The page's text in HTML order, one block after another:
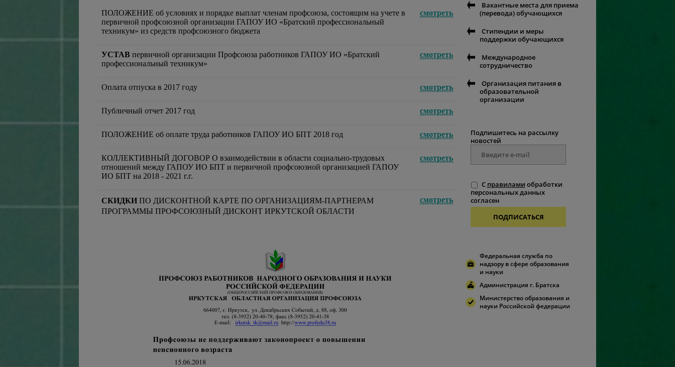
ПОЛОЖЕНИЕ об условиях и порядке выплат членам профсоюза, состоящим на учете в
первичной профсоюзной организации ГАПОУ ИО «Братский профессиональный
техникум» из средств профсоюзного бюджета
смотреть
УСТАВ первичной организации Профсоюза работников ГАПОУ ИО «Братский
профессиональный техникум»
смотреть
Оплата отпуска в 2017 году смотреть
Публичный отчет 2017 год смотреть
ПОЛОЖЕНИЕ об оплате труда работников ГАПОУ ИО БПТ 2018 год смотреть
КОЛЛЕКТИВНЫЙ ДОГОВОР О взаимодействии в области социально-трудовых
отношений между ГАПОУ ИО БПТ и первичной профсоюзной организацией ГАПОУ
ИО БПТ на 2018 - 2021 г.г.
смотреть
СКИДКИ ПО ДИСКОНТНОЙ КАРТЕ ПО ОРГАНИЗАЦИЯМ-ПАРТНЕРАМ
ПРОГРАММЫ ПРОФСОЮЗНЫЙ ДИСКОНТ ИРКУТСКОЙ ОБЛАСТИ
смотреть
Вакантные места для приема
(перевода) обучающихся
Стипендии и меры
поддержки обучающихся
Международное
сотрудничество
Организация питания в
образовательной
организации
Подпишитесь на рассылку
новостей
С правилами обработки
персональных данных
согласен
ПОДПИСАТЬСЯ
Федеральная служба по
надзору в сфере образования
и науки
Администрация г. Братска
Министерство образования и
науки Российской федерации